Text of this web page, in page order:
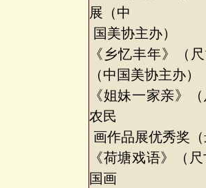
展（中
国美协主办）
《乡忆丰年》（
（中国美协主办）
《姐妹一家亲》
农民
画作品展优秀奖
《荷塘戏语》（
国画